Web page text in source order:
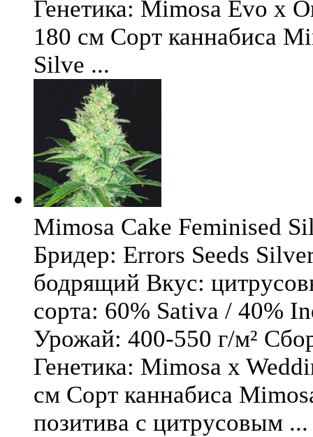
Генетика: Mimosa Evo x
180 см Сорт каннабиса
Silve ...
Mimosa Cake Feminised
Бридер: Errors Seeds
бодрящий Вкус:
сорта: 60% Sativa / 40%
Урожай: 400-550 г/м²
Генетика: Mimosa x
см Сорт каннабиса
позитива с цитрусовым ...